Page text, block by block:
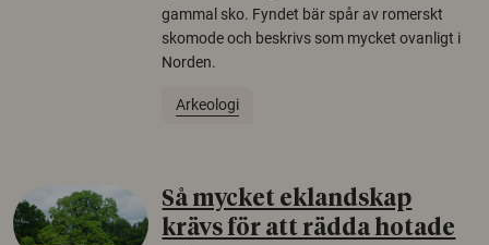
gammal sko. Fyndet bär spår av romerskt
skomode och beskrivs som mycket ovanligt i
Norden.
Arkeologi
Så mycket eklandskap
krävs för att rädda hotade